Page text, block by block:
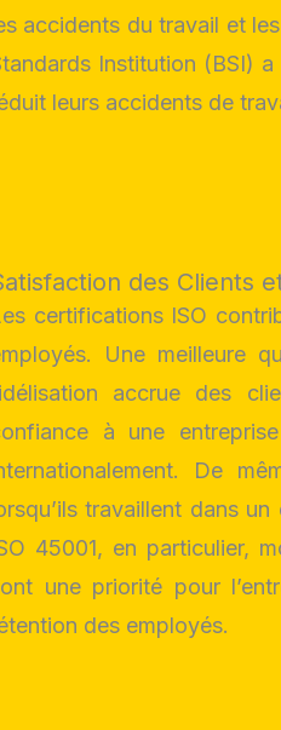
accidents du travail et
Institution (BSI)
leurs accidents de
des Clients
certifications ISO
Une meilleure
accrue des
à une
De
travaillent dans
45001, en particulier,
une priorité pour
des employés.